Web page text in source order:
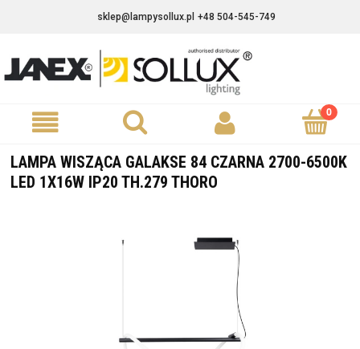
sklep@lampysollux.pl +48 504-545-749
LAMPA WISZĄCA GALAKSE 84 CZARNA 2700-6500K
LED 1X16W IP20 TH.279 THORO